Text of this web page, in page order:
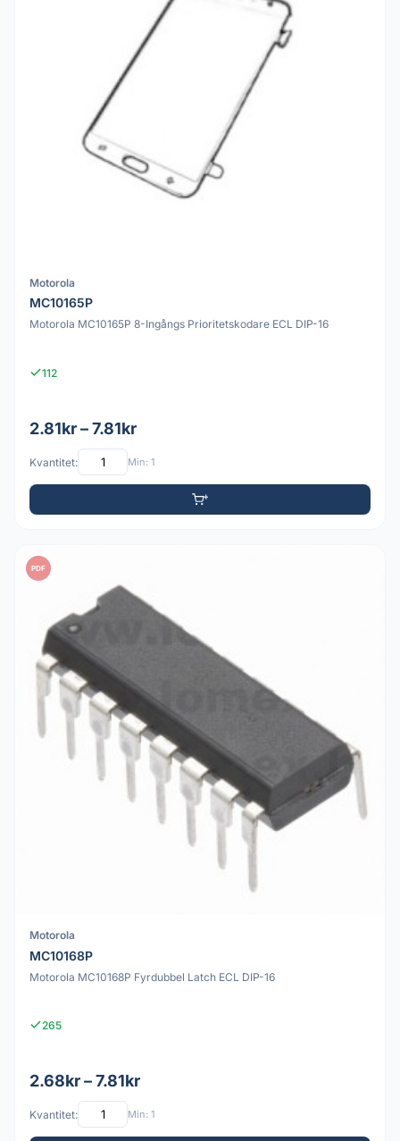
Motorola
MC10165P
Motorola MC10165P 8-Ingångs Prioritetskodare ECL DIP-16
112
2.81kr – 7.81kr
Kvantitet: Min: 1
PDF
Motorola
MC10168P
Motorola MC10168P Fyrdubbel Latch ECL DIP-16
265
2.68kr – 7.81kr
Kvantitet: Min: 1